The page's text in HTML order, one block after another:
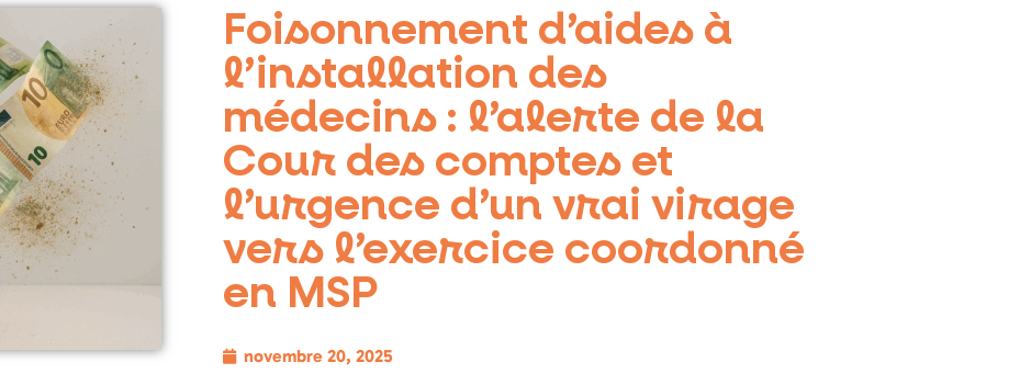
Foisonnement d’aides à
l’installation des
médecins : l’alerte de la
Cour des comptes et
l’urgence d’un vrai virage
vers l’exercice coordonné
en MSP
novembre 20, 2025